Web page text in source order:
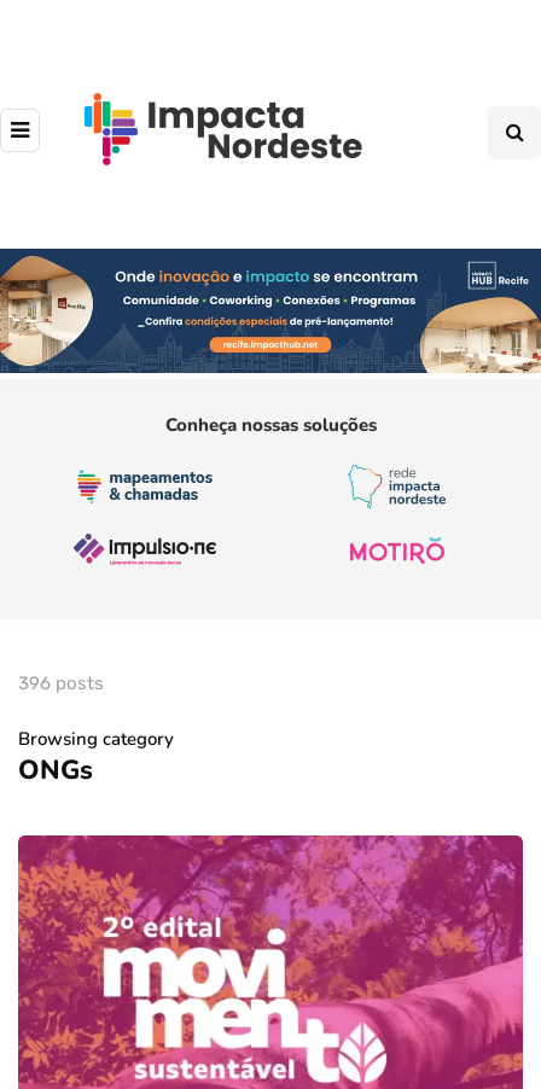
Conheça nossas soluções
396 posts
Browsing category
ONGs